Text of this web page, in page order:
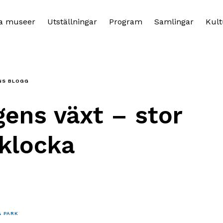
museer Utställningar Program Samlingar
BLOGG
växt – stor
PARK